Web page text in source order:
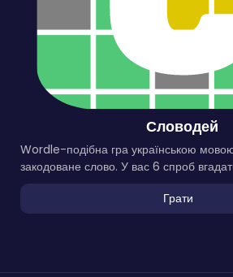
Словодей
Wordle-подібна гра українською
закодоване слово. У вас 6 спроб
Грати